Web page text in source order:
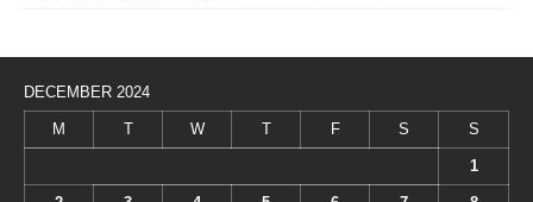
DECEMBER 2024
M T W T F S S
1